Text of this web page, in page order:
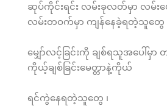
ဆုပ်ကိုင်းရင်း လမ်းခုလတ်မှာ လမ်း
လမ်းတဝက်မှာ ကျန်နေခဲ့ရတဲ့သူတွေ
မျှော်လင့်ခြင်းကို ချစ်ရသူအပေါ်မှ
ကိုယ့်ချစ်ခြင်းမေတ္တာနဲ့ကိုယ်
ရင်ကွဲနေရတဲ့သူတွေ ၊